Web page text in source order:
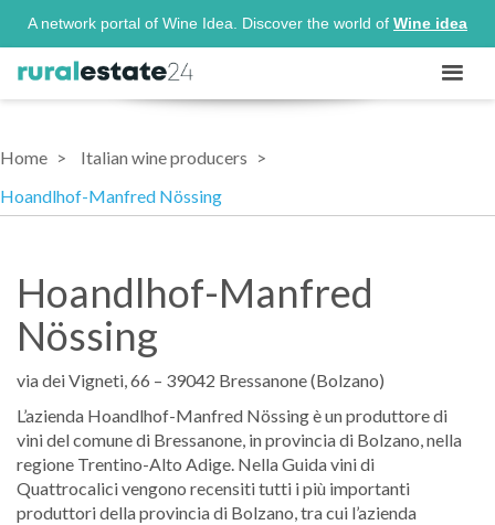
A network portal of Wine Idea. Discover the world of Wine idea
Home
Italian wine producers
Hoandlhof-Manfred Nössing
Hoandlhof-Manfred
Nössing
via dei Vigneti, 66 – 39042 Bressanone (Bolzano)
L’azienda Hoandlhof-Manfred Nössing è un produttore di
vini del comune di Bressanone, in provincia di Bolzano, nella
regione Trentino-Alto Adige. Nella Guida vini di
Quattrocalici vengono recensiti tutti i più importanti
produttori della provincia di Bolzano, tra cui l’azienda